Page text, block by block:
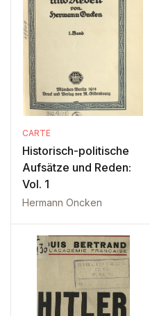
CARTE
Historisch-politische
Aufsätze und Reden:
Vol. 1
Hermann Oncken